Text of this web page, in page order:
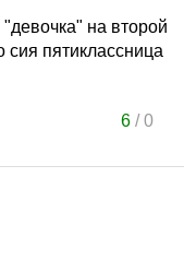
на второй
сия пятиклассница
6/0